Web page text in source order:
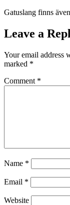
Gatuslang finns
Leave a
Your email address
marked *
Comment *
Name *
Email *
Website